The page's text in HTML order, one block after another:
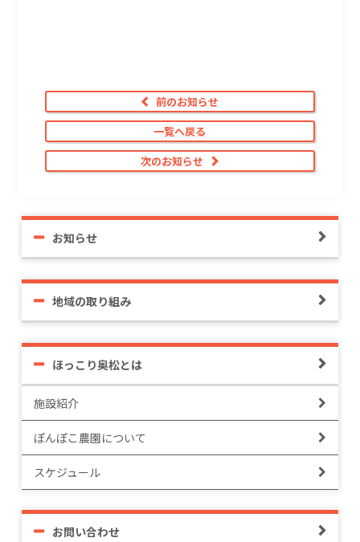
前のお知らせ
一覧へ戻る
次のお知らせ
お知らせ
地域の取り組み
ほっこり奥松とは
施設紹介
ぽんぽこ農園について
スケジュール
お問い合わせ